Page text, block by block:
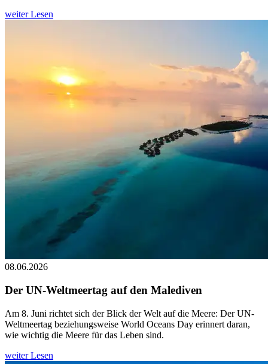
weiter Lesen
08.06.2026
Der UN-Weltmeertag auf den Malediven
Am 8. Juni richtet sich der Blick der Welt auf die Meere: Der UN-
Weltmeertag beziehungsweise World Oceans Day erinnert daran,
wie wichtig die Meere für das Leben sind.
weiter Lesen